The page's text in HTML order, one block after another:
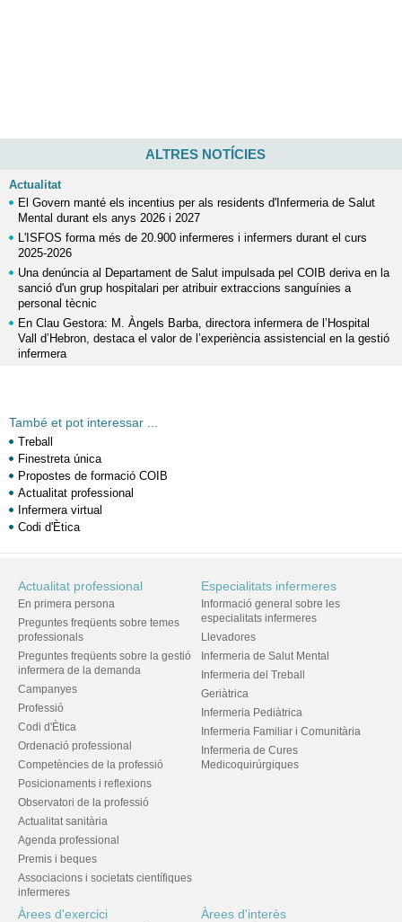
ALTRES NOTÍCIES
Actualitat
El Govern manté els incentius per als residents d'Infermeria de Salut
Mental durant els anys 2026 i 2027
L'ISFOS forma més de 20.900 infermeres i infermers durant el curs
2025-2026
Una denúncia al Departament de Salut impulsada pel COIB deriva en la
sanció d'un grup hospitalari per atribuir extraccions sanguínies a
personal tècnic
En Clau Gestora: M. Àngels Barba, directora infermera de l’Hospital
Vall d’Hebron, destaca el valor de l’experiència assistencial en la gestió
infermera
També et pot interessar ...
Treball
Finestreta única
Propostes de formació COIB
Actualitat professional
Infermera virtual
Codi d'Ètica
Actualitat professional
En primera persona
Preguntes freqüents sobre temes
professionals
Preguntes freqüents sobre la gestió
infermera de la demanda
Campanyes
Professió
Codi d'Ètica
Ordenació professional
Competències de la professió
Posicionaments i reflexions
Observatori de la professió
Actualitat sanitària
Agenda professional
Premis i beques
Associacions i societats científiques
infermeres
Especialitats infermeres
Informació general sobre les
especialitats infermeres
Llevadores
Infermeria de Salut Mental
Infermeria del Treball
Geriàtrica
Infermeria Pediàtrica
Infermeria Familiar i Comunitària
Infermeria de Cures
Medicoquirúrgiques
Àrees d'exercici Àrees d'interès